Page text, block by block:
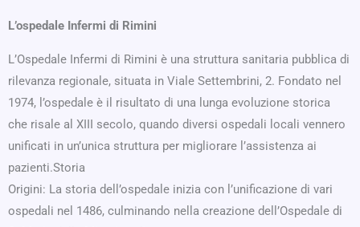
L’ospedale Infermi di Rimini
L’Ospedale Infermi di Rimini è una struttura sanitaria pubblica di
rilevanza regionale, situata in Viale Settembrini, 2. Fondato nel
1974, l’ospedale è il risultato di una lunga evoluzione storica
che risale al XIII secolo, quando diversi ospedali locali vennero
unificati in un’unica struttura per migliorare l’assistenza ai
pazienti.Storia
Origini: La storia dell’ospedale inizia con l’unificazione di vari
ospedali nel 1486, culminando nella creazione dell’Ospedale di